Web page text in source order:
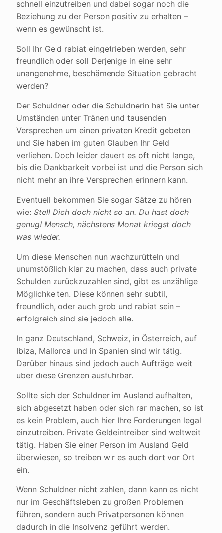
schnell einzutreiben und dabei sogar noch die
Beziehung zu der Person positiv zu erhalten –
wenn es gewünscht ist.
Soll Ihr Geld rabiat eingetrieben werden, sehr
freundlich oder soll Derjenige in eine sehr
unangenehme, beschämende Situation gebracht
werden?
Der Schuldner oder die Schuldnerin hat Sie unter
Umständen unter Tränen und tausenden
Versprechen um einen privaten Kredit gebeten
und Sie haben im guten Glauben Ihr Geld
verliehen. Doch leider dauert es oft nicht lange,
bis die Dankbarkeit vorbei ist und die Person sich
nicht mehr an ihre Versprechen erinnern kann.
Eventuell bekommen Sie sogar Sätze zu hören
wie: Stell Dich doch nicht so an. Du hast doch
genug! Mensch, nächstens Monat kriegst doch
was wieder.
Um diese Menschen nun wachzurütteln und
unumstößlich klar zu machen, dass auch private
Schulden zurückzuzahlen sind, gibt es unzählige
Möglichkeiten. Diese können sehr subtil,
freundlich, oder auch grob und rabiat sein –
erfolgreich sind sie jedoch alle.
In ganz Deutschland, Schweiz, in Österreich, auf
Ibiza, Mallorca und in Spanien sind wir tätig.
Darüber hinaus sind jedoch auch Aufträge weit
über diese Grenzen ausführbar.
Sollte sich der Schuldner im Ausland aufhalten,
sich abgesetzt haben oder sich rar machen, so ist
es kein Problem, auch hier Ihre Forderungen legal
einzutreiben. Private Geldeintreiber sind weltweit
tätig. Haben Sie einer Person im Ausland Geld
überwiesen, so treiben wir es auch dort vor Ort
ein.
Wenn Schuldner nicht zahlen, dann kann es nicht
nur im Geschäftsleben zu großen Problemen
führen, sondern auch Privatpersonen können
dadurch in die Insolvenz geführt werden.